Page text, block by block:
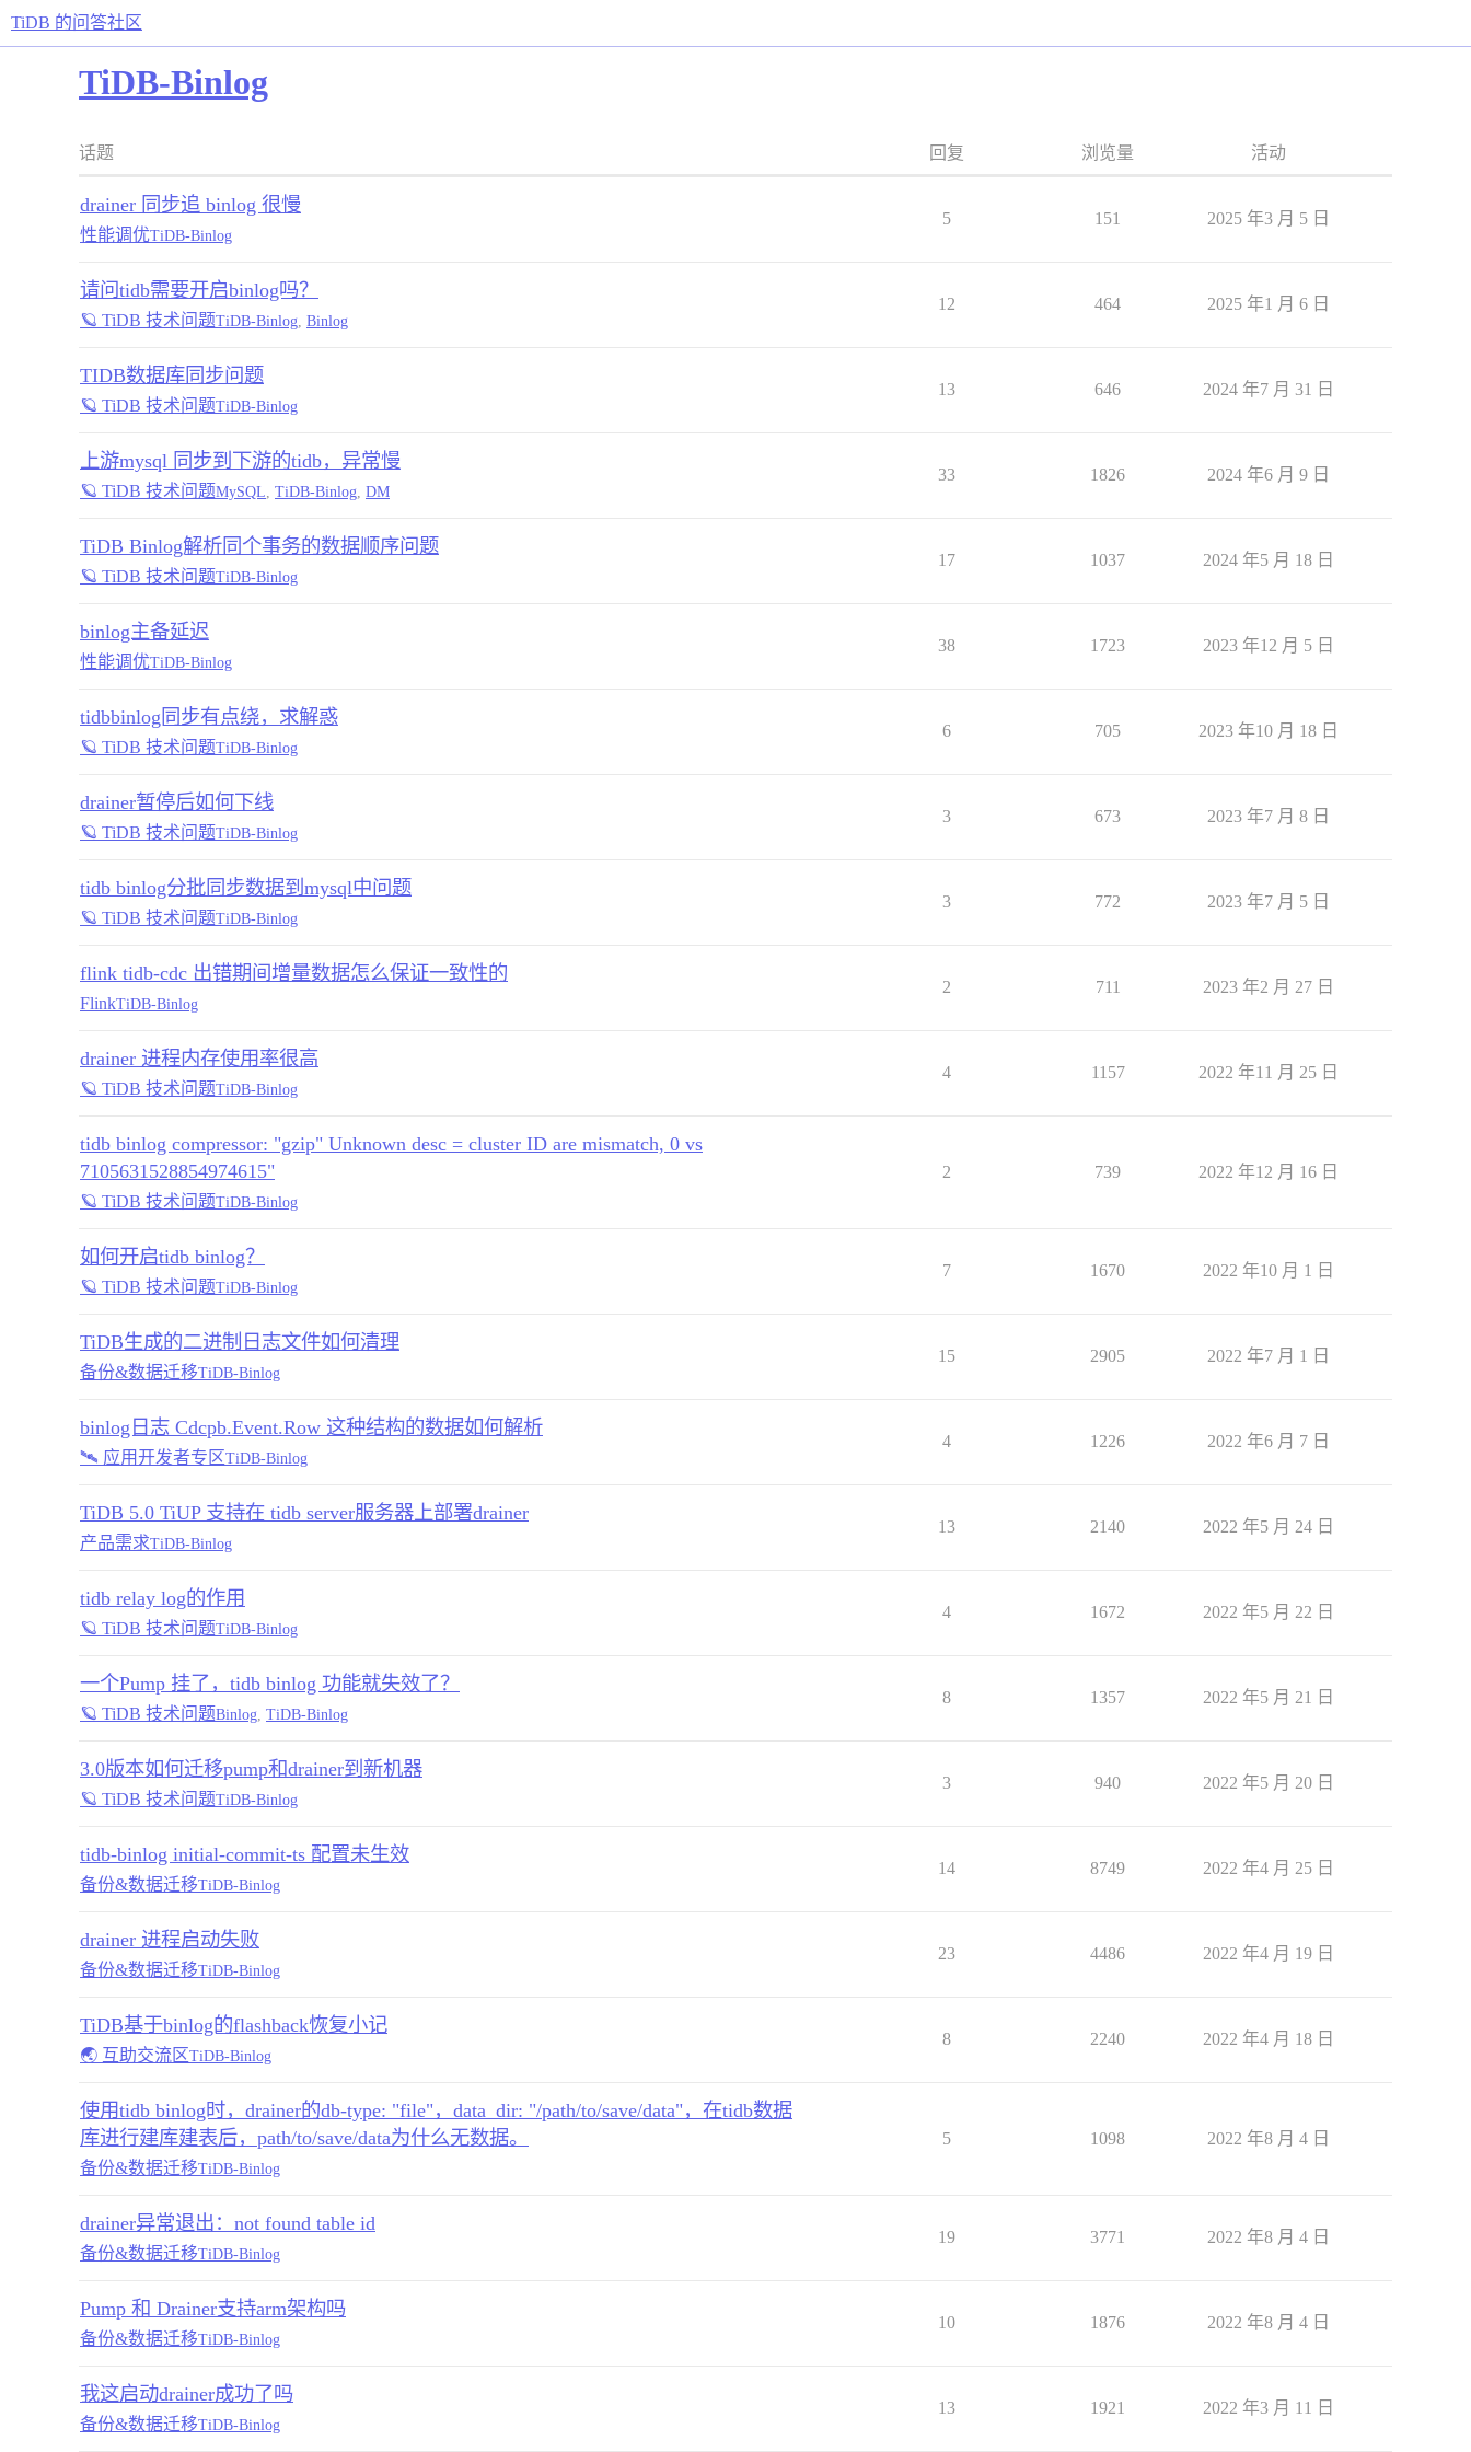
TiDB 的问答社区
TiDB-Binlog
话题 回复 浏览量 活动
drainer 同步追 binlog 很慢
性能调优TiDB-Binlog
5 151 2025 年3 月 5 日
请问tidb需要开启binlog吗？
🪐 TiDB 技术问题TiDB-Binlog Binlog
12 464 2025 年1 月 6 日
TIDB数据库同步问题
🪐 TiDB 技术问题TiDB-Binlog
13 646 2024 年7 月 31 日
上游mysql 同步到下游的tidb，异常慢
🪐 TiDB 技术问题MySQL TiDB-Binlog DM
33 1826 2024 年6 月 9 日
TiDB Binlog解析同个事务的数据顺序问题
🪐 TiDB 技术问题TiDB-Binlog
17 1037 2024 年5 月 18 日
binlog主备延迟
性能调优TiDB-Binlog
38 1723 2023 年12 月 5 日
tidbbinlog同步有点绕，求解惑
🪐 TiDB 技术问题TiDB-Binlog
6 705 2023 年10 月 18 日
drainer暂停后如何下线
🪐 TiDB 技术问题TiDB-Binlog
3 673 2023 年7 月 8 日
tidb binlog分批同步数据到mysql中问题
🪐 TiDB 技术问题TiDB-Binlog
3 772 2023 年7 月 5 日
flink tidb-cdc 出错期间增量数据怎么保证一致性的
FlinkTiDB-Binlog
2 711 2023 年2 月 27 日
drainer 进程内存使用率很高
🪐 TiDB 技术问题TiDB-Binlog
4 1157 2022 年11 月 25 日
tidb binlog compressor: "gzip" Unknown desc = cluster ID are mismatch, 0 vs
7105631528854974615"
🪐 TiDB 技术问题TiDB-Binlog
2 739 2022 年12 月 16 日
如何开启tidb binlog？
🪐 TiDB 技术问题TiDB-Binlog
7 1670 2022 年10 月 1 日
TiDB生成的二进制日志文件如何清理
备份&数据迁移TiDB-Binlog
15 2905 2022 年7 月 1 日
binlog日志 Cdcpb.Event.Row 这种结构的数据如何解析
🛰️ 应用开发者专区TiDB-Binlog
4 1226 2022 年6 月 7 日
TiDB 5.0 TiUP 支持在 tidb server服务器上部署drainer
产品需求TiDB-Binlog
13 2140 2022 年5 月 24 日
tidb relay log的作用
🪐 TiDB 技术问题TiDB-Binlog
4 1672 2022 年5 月 22 日
一个Pump 挂了，tidb binlog 功能就失效了？
🪐 TiDB 技术问题Binlog TiDB-Binlog
8 1357 2022 年5 月 21 日
3.0版本如何迁移pump和drainer到新机器
🪐 TiDB 技术问题TiDB-Binlog
3 940 2022 年5 月 20 日
tidb-binlog initial-commit-ts 配置未生效
备份&数据迁移TiDB-Binlog
14 8749 2022 年4 月 25 日
drainer 进程启动失败
备份&数据迁移TiDB-Binlog
23 4486 2022 年4 月 19 日
TiDB基于binlog的flashback恢复小记
🌏 互助交流区TiDB-Binlog
8 2240 2022 年4 月 18 日
使用tidb binlog时，drainer的db-type: "file"，data_dir: "/path/to/save/data"，在tidb数据
库进行建库建表后，path/to/save/data为什么无数据。
备份&数据迁移TiDB-Binlog
5 1098 2022 年8 月 4 日
drainer异常退出：not found table id
备份&数据迁移TiDB-Binlog
19 3771 2022 年8 月 4 日
Pump 和 Drainer支持arm架构吗
备份&数据迁移TiDB-Binlog
10 1876 2022 年8 月 4 日
我这启动drainer成功了吗
备份&数据迁移TiDB-Binlog
13 1921 2022 年3 月 11 日